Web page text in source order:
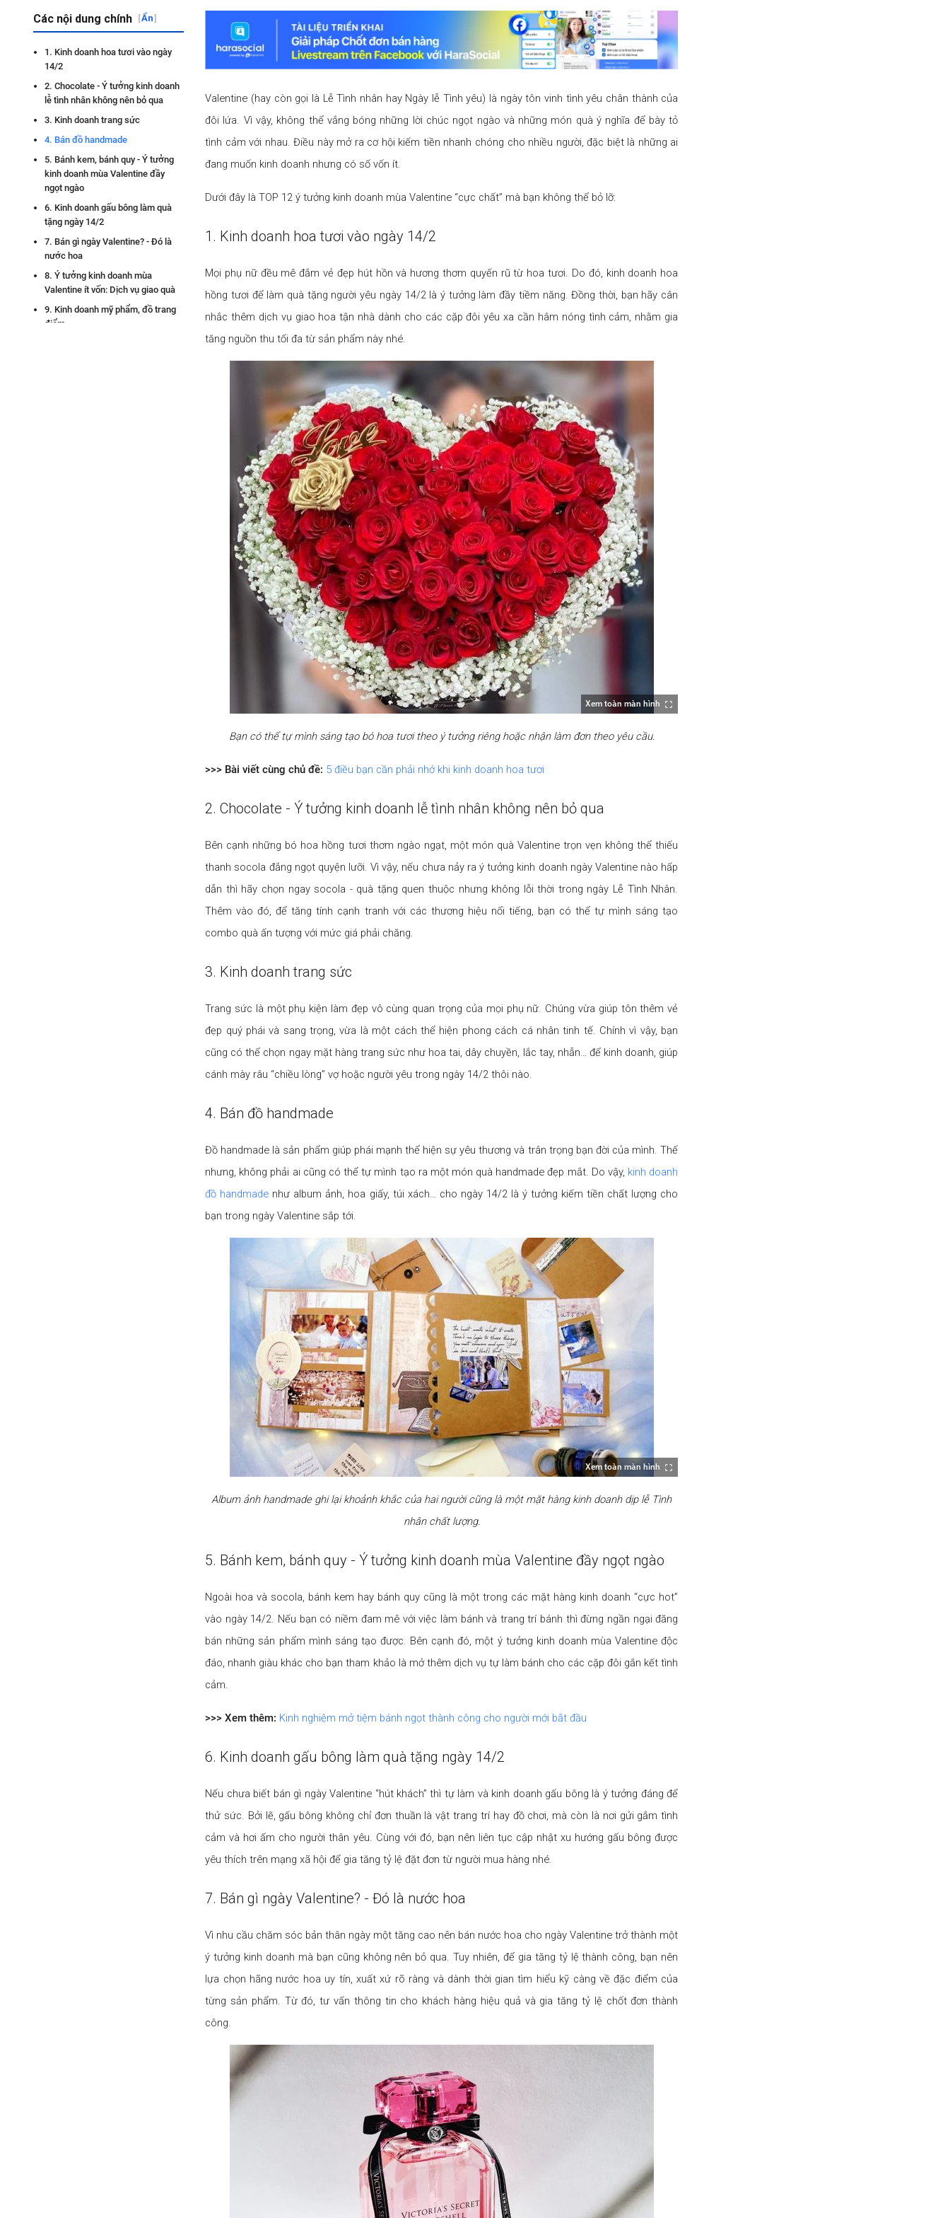
Các nội dung chính [Ẩn]
1. Kinh doanh hoa tươi vào ngày
14/2
2. Chocolate - Ý tưởng kinh doanh
lễ tình nhân không nên bỏ qua
3. Kinh doanh trang sức
4. Bán đồ handmade
5. Bánh kem, bánh quy - Ý tưởng
kinh doanh mùa Valentine đầy
ngọt ngào
6. Kinh doanh gấu bông làm quà
tặng ngày 14/2
7. Bán gì ngày Valentine? - Đó là
nước hoa
8. Ý tưởng kinh doanh mùa
Valentine ít vốn: Dịch vụ giao quà
9. Kinh doanh mỹ phẩm, đồ trang
điểm
Valentine (hay còn gọi là Lễ Tình nhân hay Ngày lễ Tình yêu) là ngày tôn vinh tình yêu chân thành của
đôi lứa. Vì vậy, không thể vắng bóng những lời chúc ngọt ngào và những món quà ý nghĩa để bày tỏ
tình cảm với nhau. Điều này mở ra cơ hội kiếm tiền nhanh chóng cho nhiều người, đặc biệt là những ai
đang muốn kinh doanh nhưng có số vốn ít.
Dưới đây là TOP 12 ý tưởng kinh doanh mùa Valentine “cực chất” mà bạn không thể bỏ lỡ:
1. Kinh doanh hoa tươi vào ngày 14/2
Mọi phụ nữ đều mê đắm vẻ đẹp hút hồn và hương thơm quyến rũ từ hoa tươi. Do đó, kinh doanh hoa
hồng tươi để làm quà tặng người yêu ngày 14/2 là ý tưởng làm đầy tiềm năng. Đồng thời, bạn hãy cân
nhắc thêm dịch vụ giao hoa tận nhà dành cho các cặp đôi yêu xa cần hâm nóng tình cảm, nhằm gia
tăng nguồn thu tối đa từ sản phẩm này nhé.
Xem toàn màn hình
Bạn có thể tự mình sáng tạo bó hoa tươi theo ý tưởng riêng hoặc nhận làm đơn theo yêu cầu.
>>> Bài viết cùng chủ đề: 5 điều bạn cần phải nhớ khi kinh doanh hoa tươi
2. Chocolate - Ý tưởng kinh doanh lễ tình nhân không nên bỏ qua
Bên cạnh những bó hoa hồng tươi thơm ngào ngạt, một món quà Valentine trọn vẹn không thể thiếu
thanh socola đắng ngọt quyện lưỡi. Vì vậy, nếu chưa nảy ra ý tưởng kinh doanh ngày Valentine nào hấp
dẫn thì hãy chọn ngay socola - quà tặng quen thuộc nhưng không lỗi thời trong ngày Lễ Tình Nhân.
Thêm vào đó, để tăng tính cạnh tranh với các thương hiệu nổi tiếng, bạn có thể tự mình sáng tạo
combo quà ấn tượng với mức giá phải chăng.
3. Kinh doanh trang sức
Trang sức là một phụ kiện làm đẹp vô cùng quan trọng của mọi phụ nữ. Chúng vừa giúp tôn thêm vẻ
đẹp quý phái và sang trọng, vừa là một cách thể hiện phong cách cá nhân tinh tế. Chính vì vậy, bạn
cũng có thể chọn ngay mặt hàng trang sức như hoa tai, dây chuyền, lắc tay, nhẫn… để kinh doanh, giúp
cánh mày râu “chiều lòng” vợ hoặc người yêu trong ngày 14/2 thôi nào.
4. Bán đồ handmade
Đồ handmade là sản phẩm giúp phái mạnh thể hiện sự yêu thương và trân trọng bạn đời của mình. Thế
nhưng, không phải ai cũng có thể tự mình tạo ra một món quà handmade đẹp mắt. Do vậy, kinh doanh
đồ handmade như album ảnh, hoa giấy, túi xách… cho ngày 14/2 là ý tưởng kiếm tiền chất lượng cho
bạn trong ngày Valentine sắp tới.
Xem toàn màn hình
Album ảnh handmade ghi lại khoảnh khắc của hai người cũng là một mặt hàng kinh doanh dịp lễ Tình
nhân chất lượng.
5. Bánh kem, bánh quy - Ý tưởng kinh doanh mùa Valentine đầy ngọt ngào
Ngoài hoa và socola, bánh kem hay bánh quy cũng là một trong các mặt hàng kinh doanh “cực hot”
vào ngày 14/2. Nếu bạn có niềm đam mê với việc làm bánh và trang trí bánh thì đừng ngần ngại đăng
bán những sản phẩm mình sáng tạo được. Bên cạnh đó, một ý tưởng kinh doanh mùa Valentine độc
đáo, nhanh giàu khác cho bạn tham khảo là mở thêm dịch vụ tự làm bánh cho các cặp đôi gắn kết tình
cảm.
>>> Xem thêm: Kinh nghiệm mở tiệm bánh ngọt thành công cho người mới bắt đầu
6. Kinh doanh gấu bông làm quà tặng ngày 14/2
Nếu chưa biết bán gì ngày Valentine “hút khách” thì tự làm và kinh doanh gấu bông là ý tưởng đáng để
thử sức. Bởi lẽ, gấu bông không chỉ đơn thuần là vật trang trí hay đồ chơi, mà còn là nơi gửi gắm tình
cảm và hơi ấm cho người thân yêu. Cùng với đó, bạn nên liên tục cập nhật xu hướng gấu bông được
yêu thích trên mạng xã hội để gia tăng tỷ lệ đặt đơn từ người mua hàng nhé.
7. Bán gì ngày Valentine? - Đó là nước hoa
Vì nhu cầu chăm sóc bản thân ngày một tăng cao nên bán nước hoa cho ngày Valentine trở thành một
ý tưởng kinh doanh mà bạn cũng không nên bỏ qua. Tuy nhiên, để gia tăng tỷ lệ thành công, bạn nên
lựa chọn hãng nước hoa uy tín, xuất xứ rõ ràng và dành thời gian tìm hiểu kỹ càng về đặc điểm của
từng sản phẩm. Từ đó, tư vấn thông tin cho khách hàng hiệu quả và gia tăng tỷ lệ chốt đơn thành
công.